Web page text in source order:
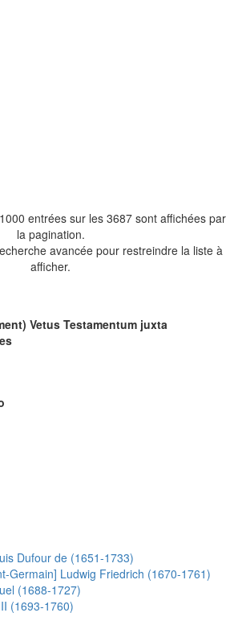
entrées sur les 3687 sont affichées par
la pagination.
avancée pour restreindre la liste à
afficher.
Vetus Testamentum juxta
Dufour de (1651-1733)
Germain] Ludwig Friedrich (1670-1761)
(1688-1727)
(1693-1760)